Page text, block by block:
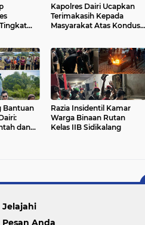
Kapolres Dairi Ucapkan
Terimakasih Kepada
Masyarakat Atas Kondusif
Bantuan
dan
Razia Insidentil Kamar
Warga Binaan Rutan
Kelas IIB Sidikalang
Jelajahi
Pesan Anda